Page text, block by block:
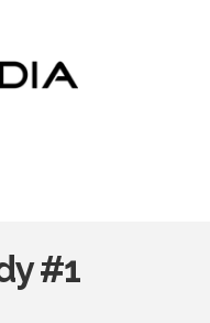
#1